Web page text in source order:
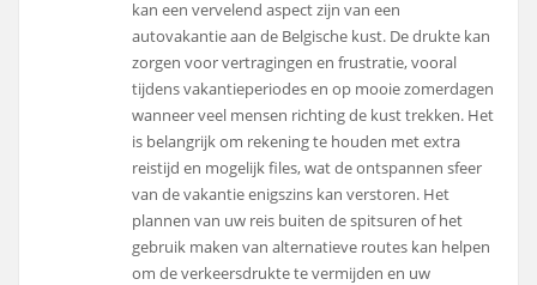
kan een vervelend aspect zijn van een
autovakantie aan de Belgische kust. De drukte kan
zorgen voor vertragingen en frustratie, vooral
tijdens vakantieperiodes en op mooie zomerdagen
wanneer veel mensen richting de kust trekken. Het
is belangrijk om rekening te houden met extra
reistijd en mogelijk files, wat de ontspannen sfeer
van de vakantie enigszins kan verstoren. Het
plannen van uw reis buiten de spitsuren of het
gebruik maken van alternatieve routes kan helpen
om de verkeersdrukte te vermijden en uw